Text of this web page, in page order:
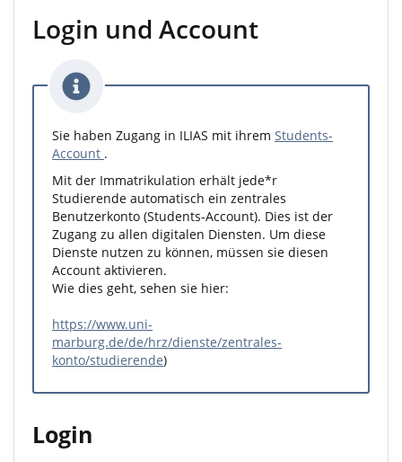
Login und Account
Sie haben Zugang in ILIAS mit ihrem Students-
Account .
Mit der Immatrikulation erhält jede*r
Studierende automatisch ein zentrales
Benutzerkonto (Students-Account). Dies ist der
Zugang zu allen digitalen Diensten. Um diese
Dienste nutzen zu können, müssen sie diesen
Account aktivieren.
Wie dies geht, sehen sie hier:
https://www.uni-
marburg.de/de/hrz/dienste/zentrales-
konto/studierende)
Login